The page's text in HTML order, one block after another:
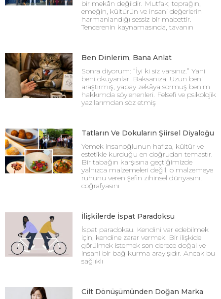
bir mekân değildir. Mutfak; toprağın,
emeğin, kültürün ve insani değerlerin
harmanlandığı sessiz bir mabettir.
Tencerenin kaynamasında, tavanın
Ben Dinlerim, Bana Anlat
Sonra diyorum: “İyi ki siz varsınız.” Yani
beni okuyanlar. Baksanıza, Uzun beni
araştırmış, yapay zekâya sormuş benim
hakkımda söylenenleri. Felsefi ve psikolojik
yazılarımdan söz etmiş
Tatların Ve Dokuların Şiirsel Diyaloğu
Yemek insanoğlunun hafıza, kültür ve
estetikle kurduğu en doğrudan temastır.
Bir tabağın karşısına geçtiğimizde
yalnızca malzemeleri değil, o malzemeye
ruhunu veren şefin zihinsel dünyasını,
coğrafyasını
İlişkilerde İspat Paradoksu
İspat paradoksu. Kendini var edebilmek
için, kendine zarar vermek. Bir ilişkide
görülmek istemek son derece doğal ve
insani bir bağ kurma arayışıdır. Ancak bu
sağlıklı
Cilt Dönüşümünden Doğan Marka